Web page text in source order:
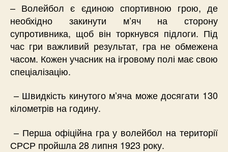
– Волейбол є єдиною спортивною грою, де
необхідно закинути м’яч на сторону
супротивника, щоб він торкнувся підлоги. Під
час гри важливий результат, гра не обмежена
часом. Кожен учасник на ігровому полі має свою
спеціалізацію.
– Швидкість кинутого м’яча може досягати 130
кілометрів на годину.
– Перша офіційна гра у волейбол на території
СРСР пройшла 28 липня 1923 року.